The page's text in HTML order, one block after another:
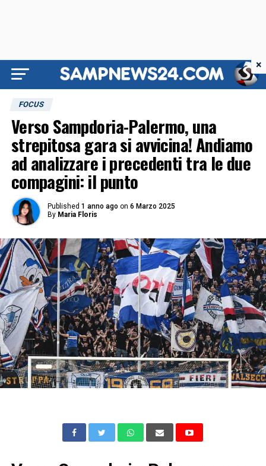
FOCUS
Verso Sampdoria-Palermo, una
strepitosa gara si avvicina! Andiamo
ad analizzare i precedenti tra le due
compagini: il punto
Published 1 anno ago on 6 Marzo 2025
By Maria Floris
×